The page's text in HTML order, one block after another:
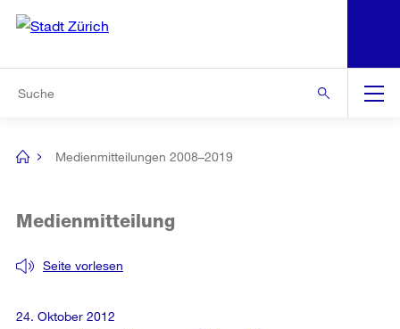
Navigation
[no
Medienmitteilungen 2008–2019
Seite vorlesen
Medienmitteilung
24. Oktober 2012